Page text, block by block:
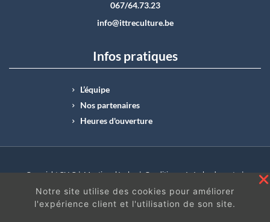
067/64.73.23
info@ittreculture.be
Infos pratiques
L’équipe
Nos partenaires
Heures d'ouverture
Copyright CLI © | Mentions légales | Conditions générales de vente |
N°Entreprise : BE0414.742.009 |
BE50 0012 6285 4518
Notre site utilise des cookies pour améliorer
l'expérience client et l'utilisation de son site.